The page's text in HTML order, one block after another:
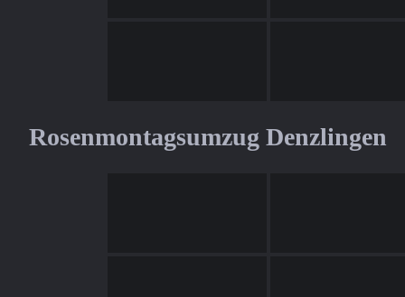
Rosenmontagsumzug Denzlingen